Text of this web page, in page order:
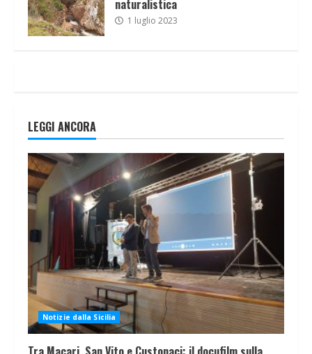
naturalistica
1 luglio 2023
LEGGI ANCORA
Notizie dalla Sicilia